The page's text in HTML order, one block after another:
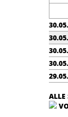
ALLE